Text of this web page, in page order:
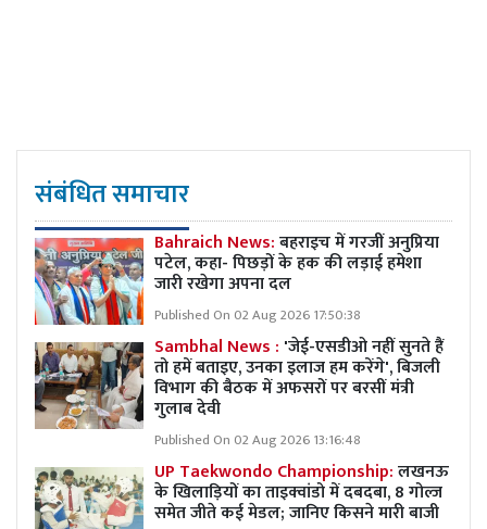
संबंधित समाचार
Bahraich News:बहराइच में गरजीं अनुप्रिया
पटेल, कहा- पिछड़ों के हक की लड़ाई हमेशा
जारी रखेगा अपना दल
Published On 02 Aug 2026 17:50:38
Sambhal News : 'जेई-एसडीओ नहीं सुनते हैं
तो हमें बताइए, उनका इलाज हम करेंगे', बिजली
विभाग की बैठक में अफसरों पर बरसीं मंत्री
गुलाब देवी
Published On 02 Aug 2026 13:16:48
UP Taekwondo Championship:लखनऊ
के खिलाड़ियों का ताइक्वांडो में दबदबा, 8 गोल्ज
समेत जीते कई मेडल; जानिए किसने मारी बाजी